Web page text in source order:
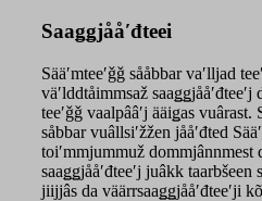
Saaǥǥjååʹđteei
Sääʹmteeʹǧǧ sååbbar vaʹlljad
väʹlddtåimmsaž saaǥǥjååʹđteeʹj
teeʹǧǧ vaalpââʹj ääiǥas vuârast.
såbbar vuâllsiʹžžen jååʹđted
toiʹmmjummuž dommjânnmest
saaǥǥjååʹđteeʹj juâkk
jiijjâs da väärrsaaǥǥjååʹđteeʹji